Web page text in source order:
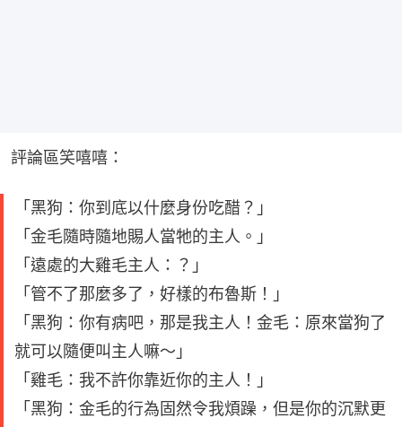
評論區笑嘻嘻：
「黑狗：你到底以什麼身份吃醋？」
「金毛隨時隨地賜人當牠的主人。」
「遠處的大雞毛主人：？」
「管不了那麼多了，好樣的布魯斯！」
「黑狗：你有病吧，那是我主人！金毛：原來當狗了
就可以隨便叫主人嘛～」
「雞毛：我不許你靠近你的主人！」
「黑狗：金毛的行為固然令我煩躁，但是你的沉默更